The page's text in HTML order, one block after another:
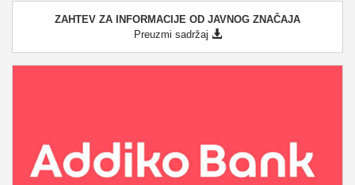
ZAHTEV ZA INFORMACIJE OD JAVNOG ZNAČAJA
Preuzmi sadržaj